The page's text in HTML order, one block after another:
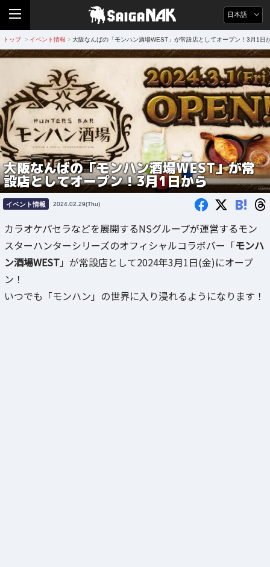
日本語
トップ > イベント情報 > 大阪なんばの「モンハン酒場WEST」が常設店としてオープン！3月1日
大阪なんばの「モンハン酒場WEST」が常
設店としてオープン！3月1日から
イベント情報 2024.02.29(Thu) B!
カラオケパセラなどを展開するNSグループが運営するモン
スターハンターシリーズのオフィシャルコラボバー「モンハ
ン酒場WEST」が常設店として2024年3月1日(金)にオープ
ン！
いつでも「モンハン」の世界に入り浸れるようになります！